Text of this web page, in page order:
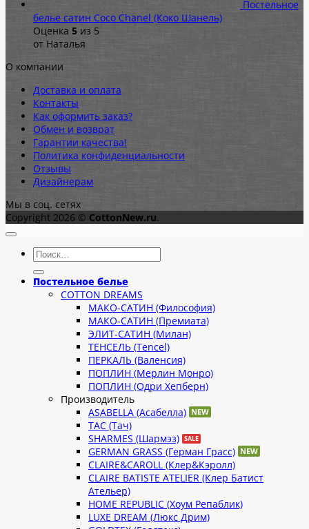
Постельное
белье сатин Coco Chanel (Коко Шанель)
Оценка 5 из 5
от Наталья
О компании
Доставка и оплата
Контакты
Как оформить заказ?
Обмен и возврат
Гарантии качества!
Политика конфиденциальности
Отзывы
Дизайнерам
Мы в соц. сетях
Copyright 2026 © CottonNew.ru.
Искать:
Постельное белье
COTTON DREAMS
МАКО-САТИН (Философия)
МАКО-САТИН (Премиата)
ЭЛИТ-САТИН (Милан)
ТЕНСЕЛЬ (Tencel)
ПЕРКАЛЬ (Валенсия)
ПОПЛИН (Мерлин Монро)
ПОПЛИН (Одри Хепберн)
Производитель
ASABELLA (Асабелла)
TAC (Тач)
SHARMES (Шармэз)
GERMAN GRASS (Герман Грасс)
CLAIRE&CAROLL (Клер&Кэролл)
CLAIRE BATISTE ATELIER (Клер Батист
Ательер)
HOME REPUBLIC (Хоум Репаблик)
LUXE DREAM (Люкс Дрим)